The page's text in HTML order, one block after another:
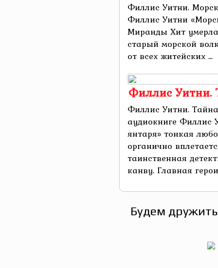
Филлис Уитни.
Филлис Уитни
Миранды Хит
старый морской
от всех житейских ...
Филлис Уитни.
Филлис Уитни.
аудиокниге Филлис
янтаря» тонкая
органично
таинственная
канву. Главная
Будем